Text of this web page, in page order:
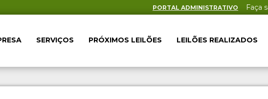
PORTAL ADMINISTRATIVO Faça
SERVIÇOS PRÓXIMOS LEILÕES LEILÕES REALIZADOS